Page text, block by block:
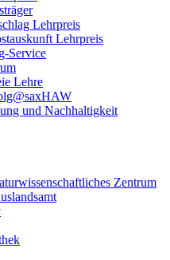
Lehrpreis
Lehrpreis
Service
Lehre
und Nachhaltigkeit
Zentrum